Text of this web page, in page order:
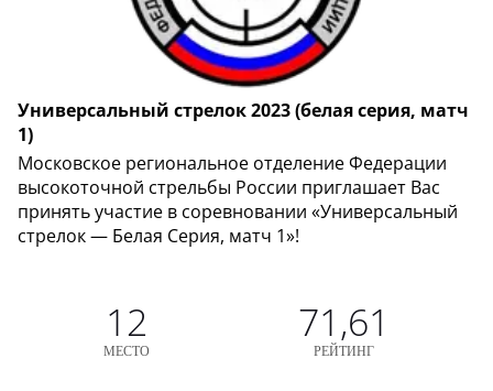
Универсальный стрелок 2023 (белая серия, матч
1)
Московское региональное отделение Федерации
высокоточной стрельбы России приглашает Вас
принять участие в соревновании «Универсальный
стрелок — Белая Серия, матч 1»!
12
МЕСТО
71,61
РЕЙТИНГ